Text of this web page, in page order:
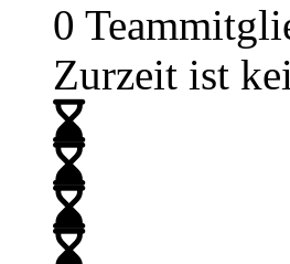
0
Zurzeit ist